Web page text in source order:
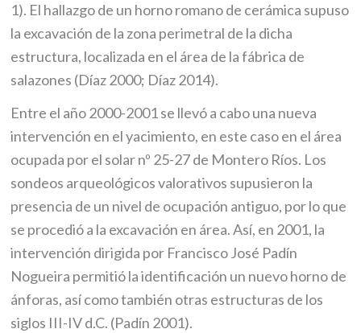
1). El hallazgo de un horno romano de cerámica supuso
la excavación de la zona perimetral de la dicha
estructura, localizada en el área de la fábrica de
salazones (Díaz 2000; Díaz 2014).
Entre el año 2000-2001 se llevó a cabo una nueva
intervención en el yacimiento, en este caso en el área
ocupada por el solar nº 25-27 de Montero Ríos. Los
sondeos arqueológicos valorativos supusieron la
presencia de un nivel de ocupación antiguo, por lo que
se procedió a la excavación en área. Así, en 2001, la
intervención dirigida por Francisco José Padín
Nogueira permitió la identificación un nuevo horno de
ánforas, así como también otras estructuras de los
siglos III-IV d.C. (Padín 2001).